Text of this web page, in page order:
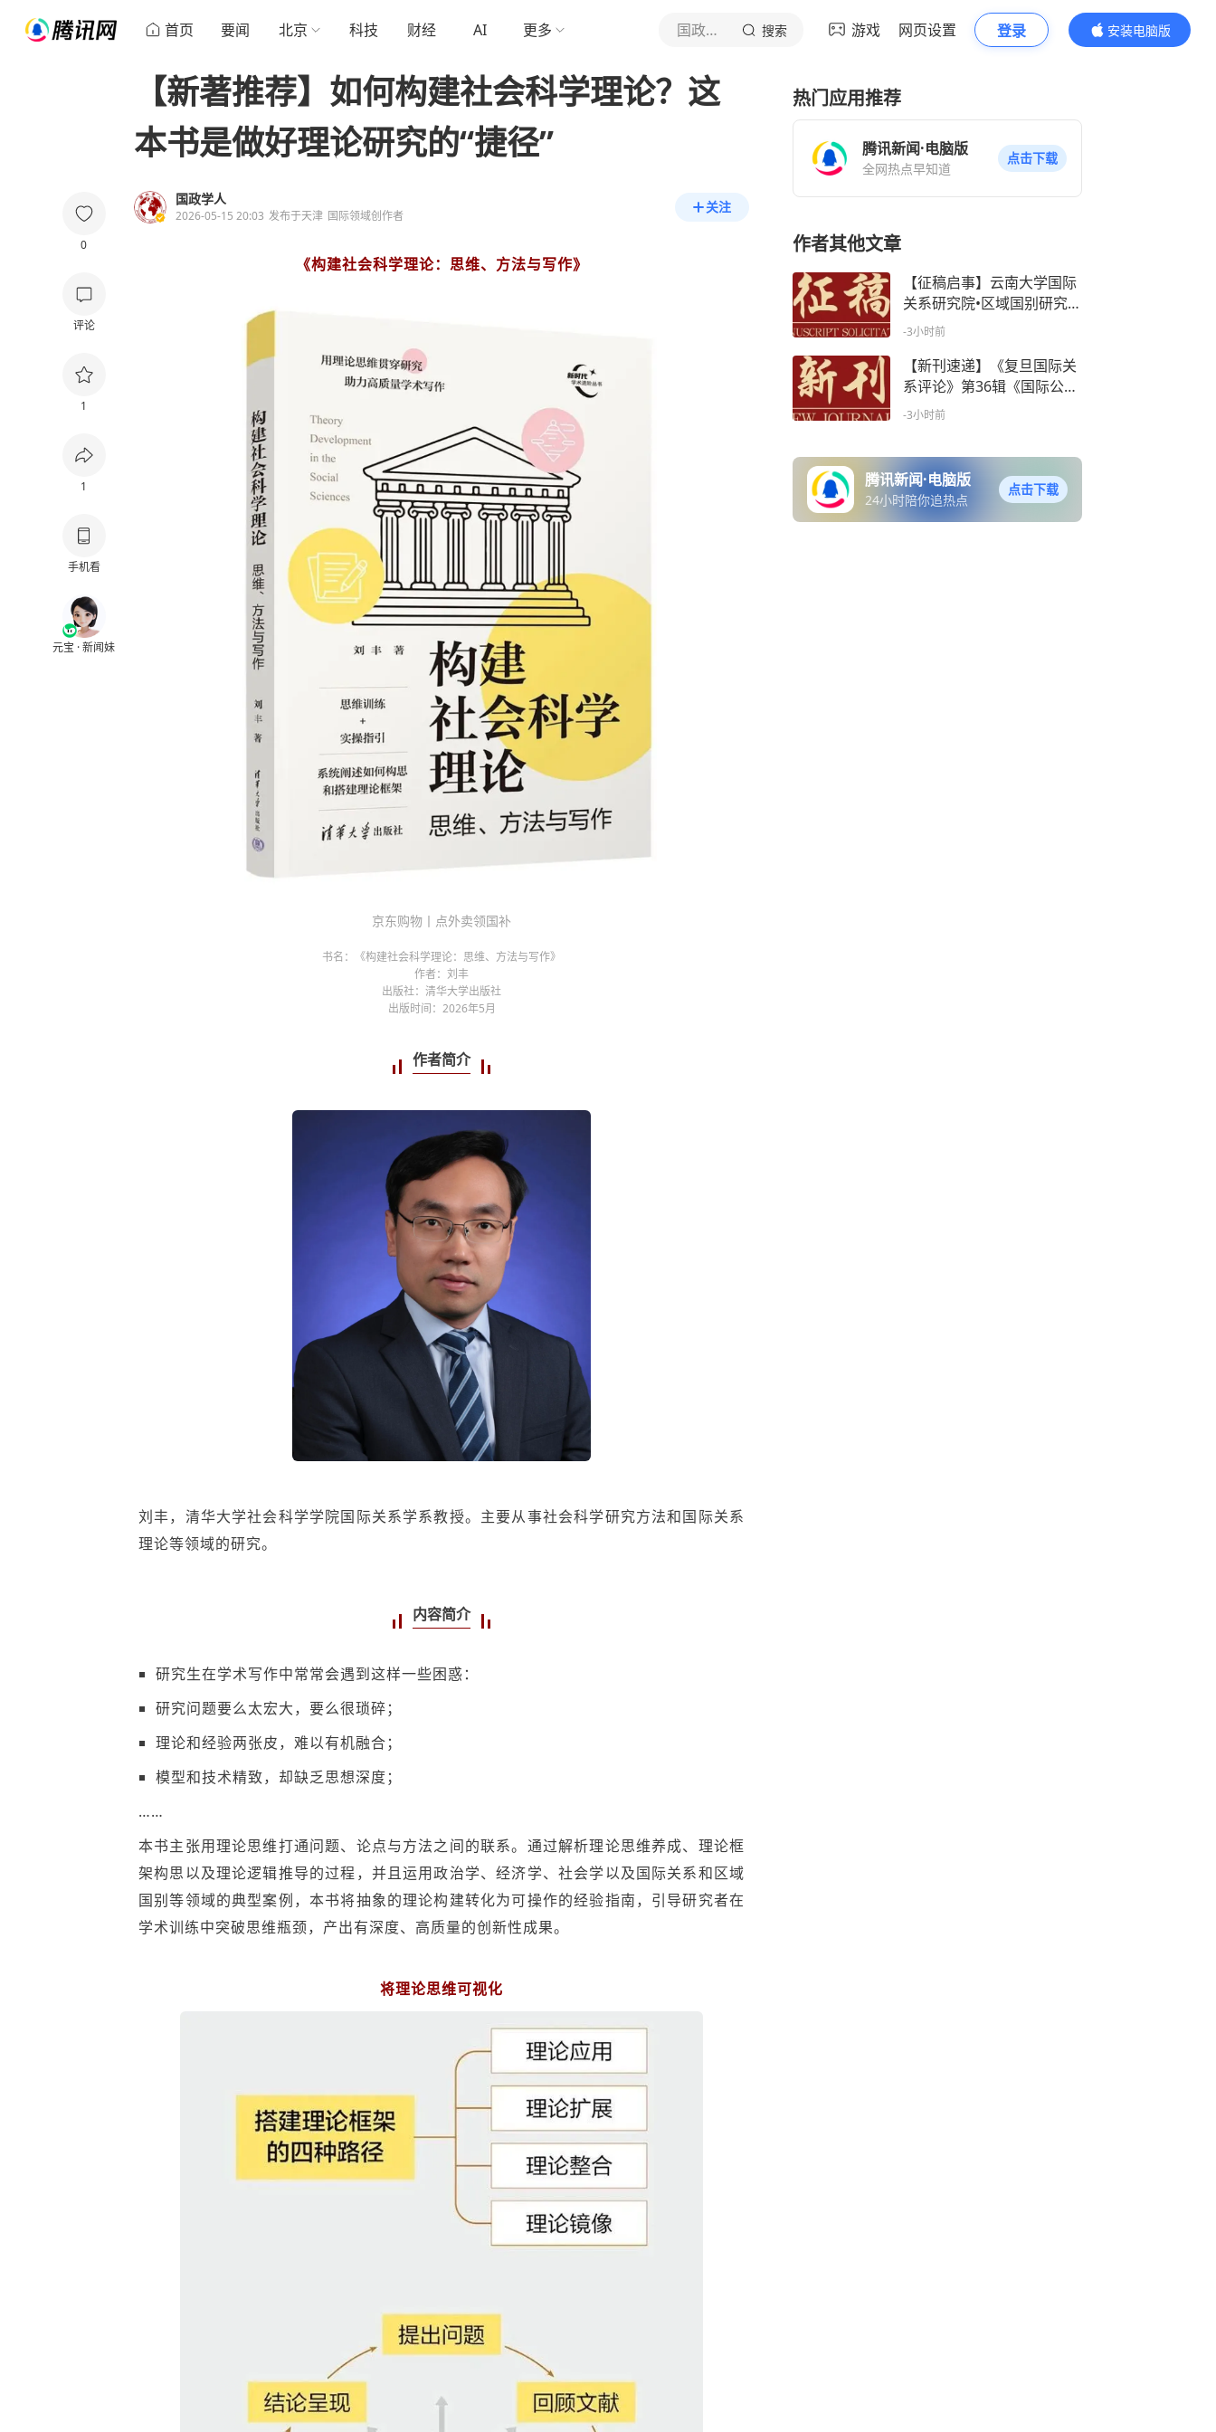
首页 要闻 北京 科技 财经 AI 更多 国政学人 搜索 游戏 网页设置 登录
安装电脑版
内容更精彩
0
评论
1
1
手机看
元宝 · 新闻妹
【新著推荐】如何构建社会科学理论？这
本书是做好理论研究的“捷径”
国政学人
2026-05-15 20:03 发布于天津 国际领域创作者
关注
《构建社会科学理论：思维、方法与写作》
京东购物丨点外卖领国补
书名：《构建社会科学理论：思维、方法与写作》
作者：刘丰
出版社：清华大学出版社
出版时间：2026年5月
作者简介
刘丰，清华大学社会科学学院国际关系学系教授。主要从事社会科学研究方法和国际关系
理论等领域的研究。
内容简介
研究生在学术写作中常常会遇到这样一些困惑：
研究问题要么太宏大，要么很琐碎；
理论和经验两张皮，难以有机融合；
模型和技术精致，却缺乏思想深度；
……
本书主张用理论思维打通问题、论点与方法之间的联系。通过解析理论思维养成、理论框
架构思以及理论逻辑推导的过程，并且运用政治学、经济学、社会学以及国际关系和区域
国别等领域的典型案例，本书将抽象的理论构建转化为可操作的经验指南，引导研究者在
学术训练中突破思维瓶颈，产出有深度、高质量的创新性成果。
将理论思维可视化
热门应用推荐
腾讯新闻·电脑版
全网热点早知道
点击下载
作者其他文章
【征稿启事】云南大学国际
关系研究院•区域国别研究院
第七届“世界眼光•理解中国”
-3小时前
【新刊速递】《复旦国际关
系评论》第36辑《国际公共
产品：中国的理论与实践》
-3小时前
腾讯新闻·电脑版
24小时陪你追热点
点击下载